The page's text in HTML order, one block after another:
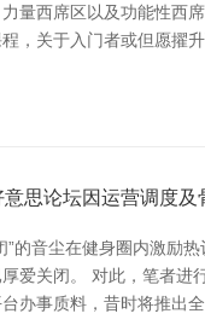
量西席区以及功能性西
，关于入门者或但愿擢
思论坛因运营调度及
”的音尘在健身圈内激励
爱关闭。 对此，笔者
办事质料，昔时将推出